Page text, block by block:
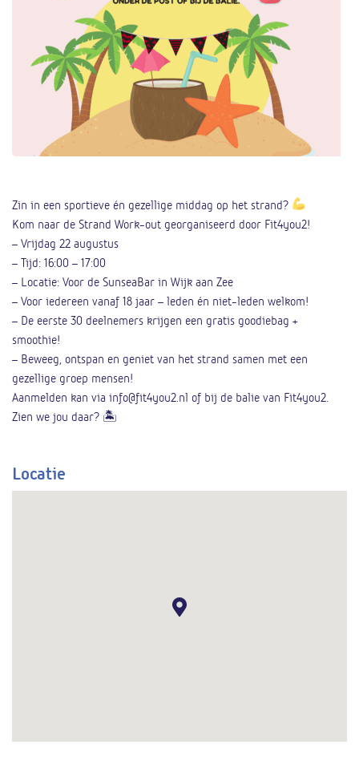
Zin in een sportieve én gezellige middag op het strand?
Kom naar de Strand Work-out georganiseerd door Fit4you2!
– Vrijdag 22 augustus
– Tijd: 16:00 – 17:00
– Locatie: Voor de SunseaBar in Wijk aan Zee
– Voor iedereen vanaf 18 jaar – leden én niet-leden welkom!
– De eerste 30 deelnemers krijgen een gratis goodiebag +
smoothie!
– Beweeg, ontspan en geniet van het strand samen met een
gezellige groep mensen!
Aanmelden kan via info@fit4you2.nl of bij de balie van Fit4you2.
Zien we jou daar? 🏝
Locatie